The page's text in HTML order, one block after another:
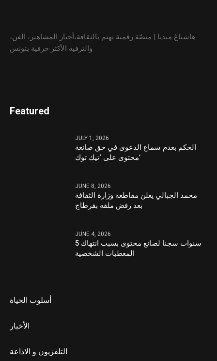
هاشتاغ ميديا | منصّة رقمية تهتم بالثقافة،أخبار المشاهير، الفن،
والترفيه الأكثر حرفية بتونس
Featured
JULY 1, 2026
الحكم بعدم سماع الدعوى في حق صانعة
محتوى على ‘تيك توك’
JUNE 8, 2026
محمد الجبالي يعلن مقاطعة وزارة الثقافة
بعد رفض ملفه بقرطاج
JUNE 4, 2026
5 سنوات سجنا لصانع محتوى بسبب انتهاك
المعطيات الشخصية
أسلوب الحياة
الأخبار
التلفزيون و الاذاعة